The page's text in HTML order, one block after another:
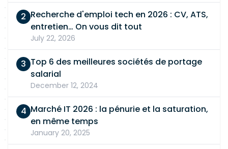
Recherche d'emploi tech en 2026 : CV, ATS,
entretien… On vous dit tout
July 22, 2026
Top 6 des meilleures sociétés de portage
salarial
December 12, 2024
Marché IT 2026 : la pénurie et la saturation,
en même temps
January 20, 2025